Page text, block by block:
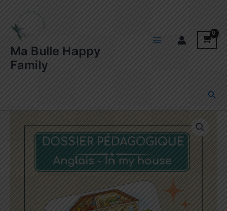
contenu
Ma Bulle Happy
Family